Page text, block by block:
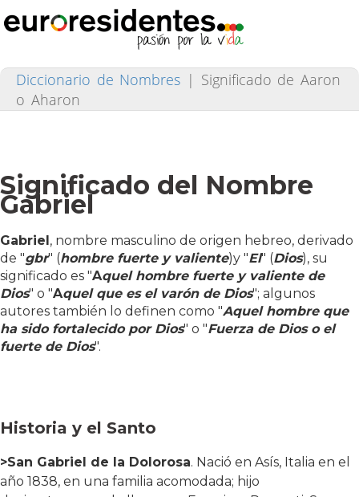
Diccionario de Nombres | Significado de Aaron
o Aharon
Significado del Nombre
Gabriel
Gabriel, nombre masculino de origen hebreo, derivado
de "gbr" (hombre fuerte y valiente)y "El" (Dios), su
significado es "Aquel hombre fuerte y valiente de
Dios" o "Aquel que es el varón de Dios"; algunos
autores también lo definen como "Aquel hombre que
ha sido fortalecido por Dios" o "Fuerza de Dios o el
fuerte de Dios".
Historia y el Santo
>San Gabriel de la Dolorosa. Nació en Asís, Italia en el
año 1838, en una familia acomodada; hijo